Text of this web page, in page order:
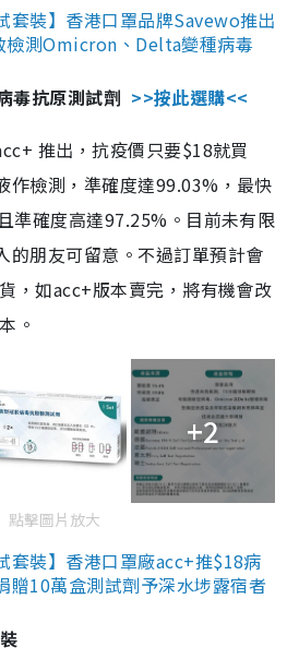
套裝】香港口罩品牌Savewo推出
檢測Omicron、Delta變種病毒
毒抗原測試劑 >>按此選購<<
推出，抗疫價只要$18就買
作檢測，準確度達99.03%，最快
準確度高達97.25%。目前未有限
的朋友可留意。不過訂單預計會
，如acc+版本賣完，將有機會改
。
+2
點擊圖片放大
套裝】香港口罩廠acc+推$18病
贈10萬盒測試劑予深水埗露宿者